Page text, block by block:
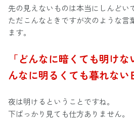
先の見えないものは本当にしんどい
ただこんなときですが次のような言
ます。
「どんなに暗くても明け
んなに明るくても暮れない
夜は明けるということですね。
下ばっかり見ても仕方ありません。